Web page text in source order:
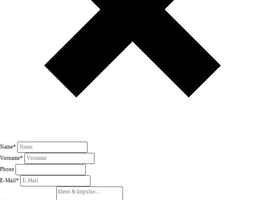
Name*
Vorname*
Phone
E-Mail*